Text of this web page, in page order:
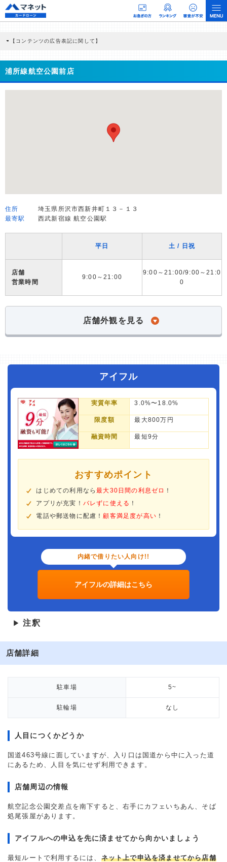
【コンテンツの広告表記に関して】
商品を根拠なくPRするものではなく、当編集部の調査／ユーザーへの口コミ収集な
どに基づき、公平性を担保した情報提供を行っています。
>提携企業一覧
浦所線航空公園前店
住所
埼玉県所沢市西新井町１３－１３
最寄駅
西武新宿線 航空公園駅
平日 土 / 日祝
店舗
営業時間
9:00～21:00
9:00～21:00/9:00～21:0
0
店舗外観を見る
アイフル
実質年率 3.0%〜18.0%
限度額 最大800万円
融資時間 最短9分
おすすめポイント
はじめての利用なら最大30日間の利息ゼロ ！
アプリが充実！ バレずに使える ！
電話や郵送物に配慮！顧客満足度が高い ！
内緒で借りたい人向け!!
アイフルの詳細はこちら
▶ 注釈
店舗詳細
駐車場 5~
駐輪場 なし
人目につくかどうか
国道463号線に面していますが、入り口は国道から中に入った道
にあるため、人目を気にせず利用できます。
店舗周辺の情報
航空記念公園交差点を南下すると、右手にカフェいちあん、そば
処尾張屋があります。
アイフルへの申込を先に済ませてから向かいましょう
最短ルートで利用するには、 ネット上で申込を済ませてから店舗